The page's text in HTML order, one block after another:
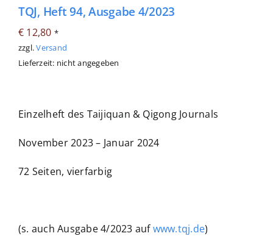
TQJ, Heft 94, Ausgabe 4/2023
€ 12,80 *
zzgl.Versand
Lieferzeit: nicht angegeben
Einzelheft des Taijiquan & Qigong Journals
November 2023 – Januar 2024
72 Seiten, vierfarbig
(s. auch Ausgabe 4/2023 aufwww.tqj.de)